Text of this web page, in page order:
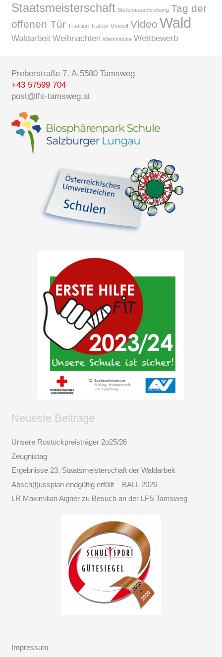
Staatsmeisterschaft Stellenausschreibung Tag der
offenen Tür Tradition Traktor Umwelt Video Wald
Waldarbeit Weihnachten Werkstücke Wettbewerb
Preberstraße 7, A-5580 Tamsweg
+43 57599 704
post@lfs-tamsweg.at
Neueste Beiträge
Unsere Rostockpreisträger 2o25/26
Zeugnistag
Ergebnisse 23. Staatsmeisterschaft der Waldarbeit
Absch(l)ussplan endgültig erfüllt – BALL 2026
LR Maximilian Aigner zu Besuch an der LFS Tamsweg
Impressum